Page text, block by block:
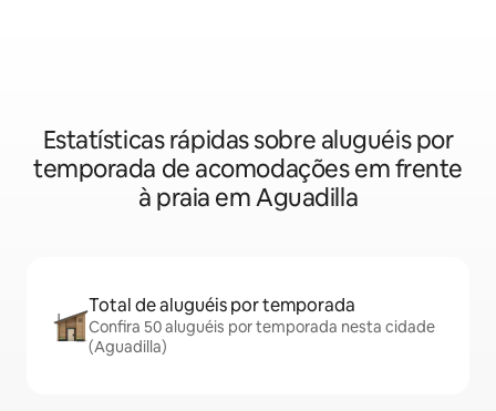
Estatísticas rápidas sobre aluguéis por
temporada de acomodações em frente
à praia em Aguadilla
Total de aluguéis por temporada
Confira 50 aluguéis por temporada nesta cidade
(Aguadilla)